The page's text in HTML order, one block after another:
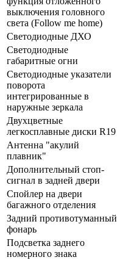
выключения головного
света (Follow me home)
Светодиодные ДХО
Светодиодные
габаритные огни
Светодиодные указатели
поворота
интегрированные в
наружные зеркала
Двухцветные
легкосплавные диски R19
Антенна "акулий
плавник"
Дополнительный стоп-
сигнал в задней двери
Спойлер на двери
багажного отделения
Задний противотуманный
фонарь
Подсветка заднего
номерного знака